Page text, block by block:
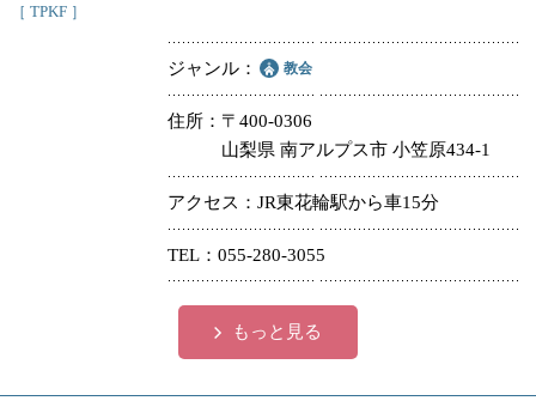
［ TPKF ］
ジャンル 教会
住所
〒400-0306
山梨県 南アルプス市 小笠原434-1
アクセス JR東花輪駅から車15分
TEL 055-280-3055
もっと見る